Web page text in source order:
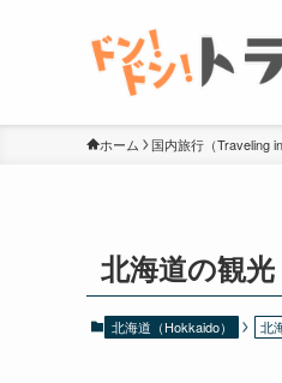
ホーム 国内旅行（Traveling in
北海道の観光
北海道（Hokkaido） 北